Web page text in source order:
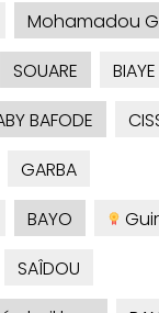
Mohamadou
SOUARE
BIAYE
BAFODE
GARBA
BAYO
SAÎDOU